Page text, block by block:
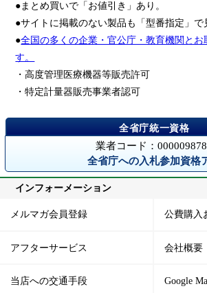
●まとめ買いで「お値引き」あり。
●サイトに掲載のない製品も「型番指定」で
●全国の多くの企業・官公庁・教育機関とお
す。
・高度管理医療機器等販売許可
・特定計量器販売事業者認可
業者コード：
全省庁への入札参加資格
インフォーメーション
メルマガ会員登録 公費購入
アフターサービス 会社概要
当店への交通手段 Google